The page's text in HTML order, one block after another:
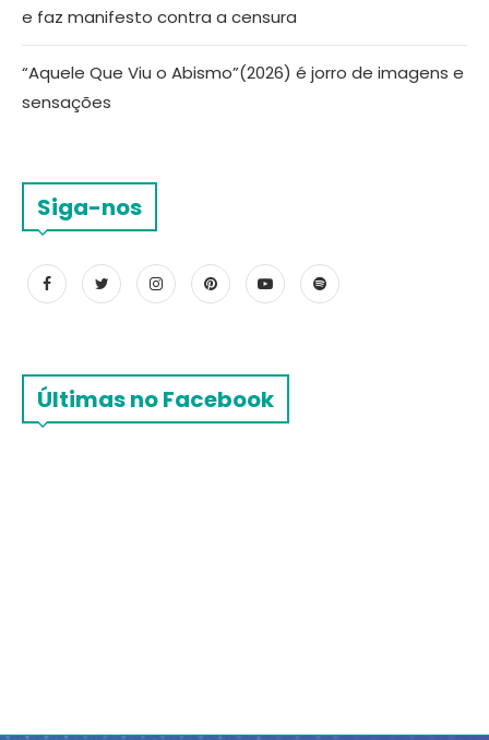
e faz manifesto contra a censura
“Aquele Que Viu o Abismo”(2026) é jorro de imagens e
sensações
Siga-nos
Últimas no Facebook